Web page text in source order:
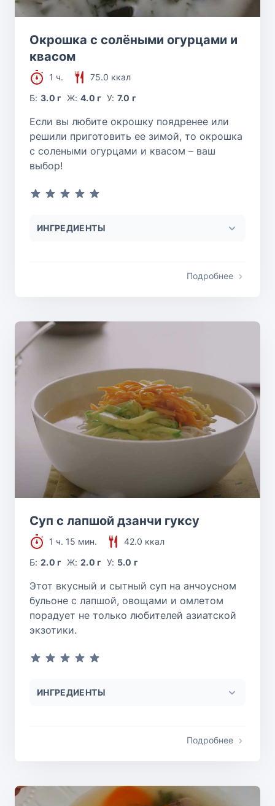
Окрошка с солёными огурцами и
квасом
1 ч.
75.0 ккал
Б:3.0 г Ж: 4.0 г У: 7.0 г
Если вы любите окрошку поядренее или
решили приготовить ее зимой, то окрошка
с солеными огурцами и квасом – ваш
выбор!
ИНГРЕДИЕНТЫ
Подробнее
Суп с лапшой дзанчи гуксу
1 ч. 15 мин.
42.0 ккал
Б:2.0 г Ж: 2.0 г У: 5.0 г
Этот вкусный и сытный суп на анчоусном
бульоне с лапшой, овощами и омлетом
порадует не только любителей азиатской
экзотики.
ИНГРЕДИЕНТЫ
Подробнее